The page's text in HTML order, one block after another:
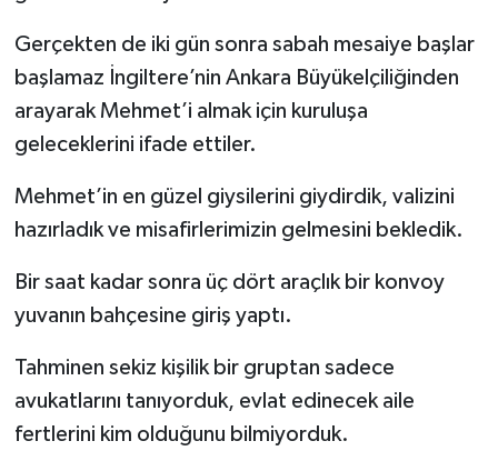
Gerçekten de iki gün sonra sabah mesaiye başlar
başlamaz İngiltere’nin Ankara Büyükelçiliğinden
arayarak Mehmet’i almak için kuruluşa
geleceklerini ifade ettiler.
Mehmet’in en güzel giysilerini giydirdik, valizini
hazırladık ve misafirlerimizin gelmesini bekledik.
Bir saat kadar sonra üç dört araçlık bir konvoy
yuvanın bahçesine giriş yaptı.
Tahminen sekiz kişilik bir gruptan sadece
avukatlarını tanıyorduk, evlat edinecek aile
fertlerini kim olduğunu bilmiyorduk.